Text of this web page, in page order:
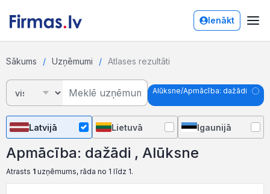
Ienākt
Sākums Uzņēmumi Atlases rezultāti
Alūksne/Apmācība: dažādi
Latvijā Lietuvā Igaunijā
Apmācība: dažādi , Alūksne
Atrasts 1 uzņēmums, rāda no 1 līdz 1.